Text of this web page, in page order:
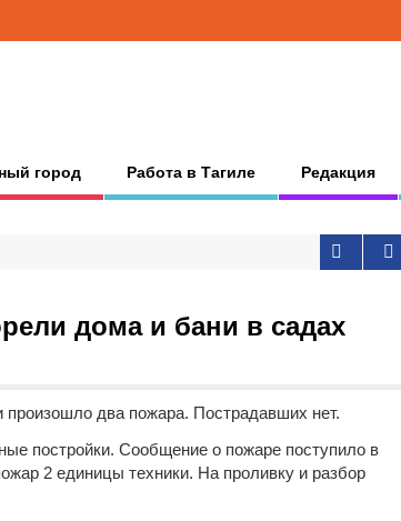
город Работа в Тагиле Редакция
дома и бани в садах
произошло два пожара. Пострадавших нет.
постройки. Сообщение о пожаре поступило в
2 единицы техники. На проливку и разбор